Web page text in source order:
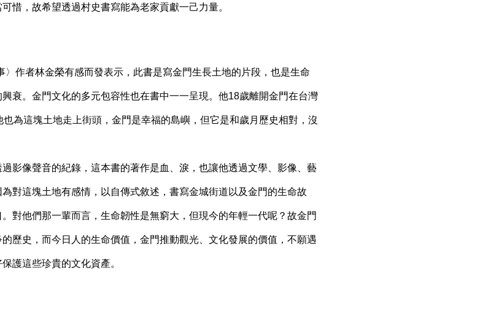
惜，故希望透過村史書寫能為老家貢獻一己力量。
作者林金榮有感而發表示，此書是寫金門生長土地的片段，也是生命
衰。金門文化的多元包容性也在書中一一呈現。他18歲離開金門在台灣
為這塊土地走上街頭，金門是幸福的島嶼，但它是和歲月歷史相對，沒
影像聲音的紀錄，這本書的著作是血、淚，也讓他透過文學、影像、藝
對這塊土地有感情，以自傳式敘述，書寫金城街道以及金門的生命故
對他們那一輩而言，生命韌性是無窮大，但現今的年輕一代呢？故金門
歷史，而今日人的生命價值，金門推動觀光、文化發展的價值，不願遇
護這些珍貴的文化資產。